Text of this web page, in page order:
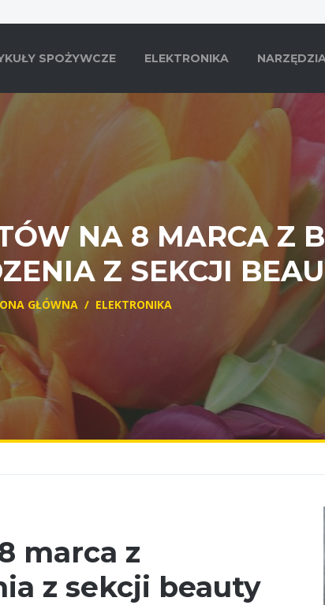
SPOŻYWCZE ELEKTRONIKA
NA 8 MARCA Z
Z SEKCJI
GŁÓWNA / ELEKTRONIKA
marca z
z sekcji beauty